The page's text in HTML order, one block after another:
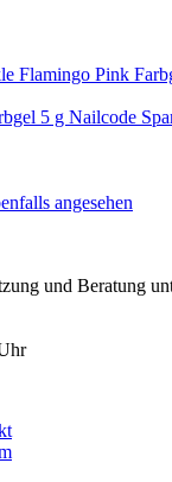
Flamingo Pink
angesehen
und Beratung